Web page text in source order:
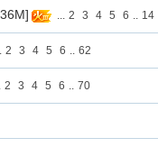
... 2 3 4 5 6 .. 14
2 3 4 5 6 .. 62
2 3 4 5 6 .. 70